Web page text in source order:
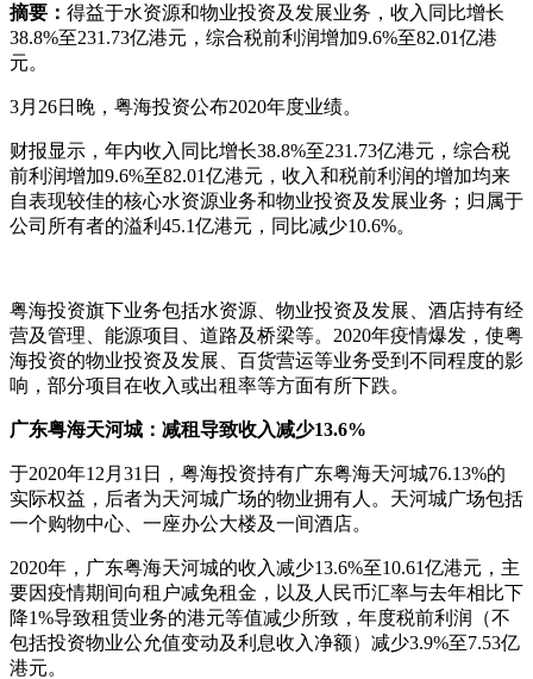
摘要： 得益于水资源和物业投资及发展业务，收入同比增长
38.8%至231.73亿港元，综合税前利润增加9.6%至82.01亿港
元。
3月26日晚，粤海投资公布2020年度业绩。
财报显示，年内收入同比增长38.8%至231.73亿港元，综合税
前利润增加9.6%至82.01亿港元，收入和税前利润的增加均来
自表现较佳的核心水资源业务和物业投资及发展业务；归属于
公司所有者的溢利45.1亿港元，同比减少10.6%。
粤海投资旗下业务包括水资源、物业投资及发展、酒店持有经
营及管理、能源项目、道路及桥梁等。2020年疫情爆发，使粤
海投资的物业投资及发展、百货营运等业务受到不同程度的影
响，部分项目在收入或出租率等方面有所下跌。
广东粤海天河城：减租导致收入减少13.6%
于2020年12月31日，粤海投资持有广东粤海天河城76.13%的
实际权益，后者为天河城广场的物业拥有人。天河城广场包括
一个购物中心、一座办公大楼及一间酒店。
2020年，广东粤海天河城的收入减少13.6%至10.61亿港元，主
要因疫情期间向租户减免租金，以及人民币汇率与去年相比下
降1%导致租赁业务的港元等值减少所致，年度税前利润（不
包括投资物业公允值变动及利息收入净额）减少3.9%至7.53亿
港元。